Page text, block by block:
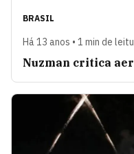
BRASIL
Há 13 anos • 1 min de
Nuzman critica